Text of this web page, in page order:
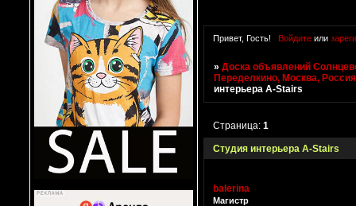
Привет, Гость! Войдитеили
»Доска объявлений
Переделкино, Москва, Россия
интерьера A-Stairs
Студия интерьера A-Stairs
Страница:1
balerina
Магистр